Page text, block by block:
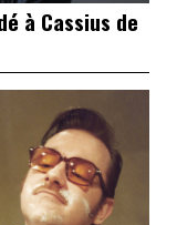
à Cassius de